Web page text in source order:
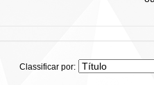
Classificar por: